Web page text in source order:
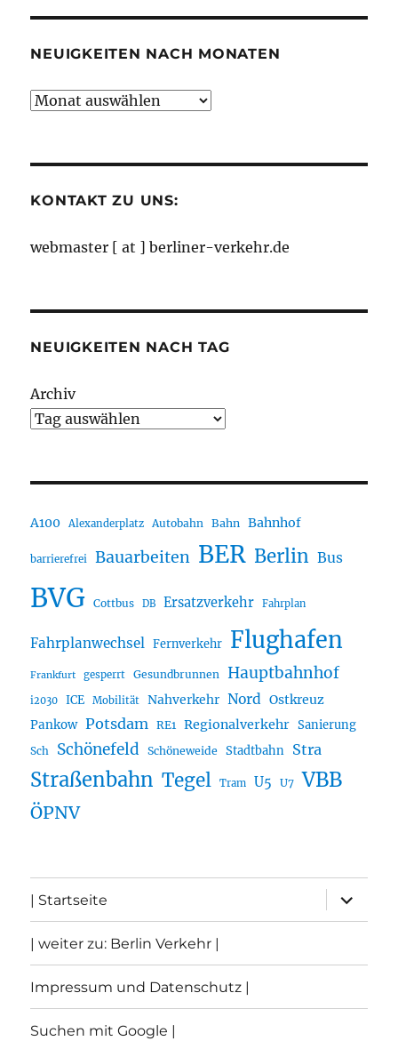
NEUIGKEITEN NACH MONATEN
Neuigkeiten
KONTAKT ZU UNS:
webmaster [ at ] berliner-verkehr.de
NEUIGKEITEN NACH TAG
Archiv
A100 Alexanderplatz Autobahn Bahn Bahnhof
barrierefrei Bauarbeiten BER Berlin Bus
BVG Cottbus DB Ersatzverkehr Fahrplan
Fahrplanwechsel Fernverkehr Flughafen
Frankfurt gesperrt Gesundbrunnen Hauptbahnhof
i2030 ICE Mobilität Nahverkehr Nord Ostkreuz
Pankow Potsdam RE1 Regionalverkehr Sanierung
Sch Schönefeld Schöneweide Stadtbahn Stra
Straßenbahn Tegel Tram U5 U7 VBB
ÖPNV
| Startseite
öffnen
| weiter zu: Berlin Verkehr |
Impressum und Datenschutz |
Suchen mit Google |